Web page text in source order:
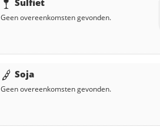
Sulfiet
Geen overeenkomsten gevonden.
Soja
Geen overeenkomsten gevonden.